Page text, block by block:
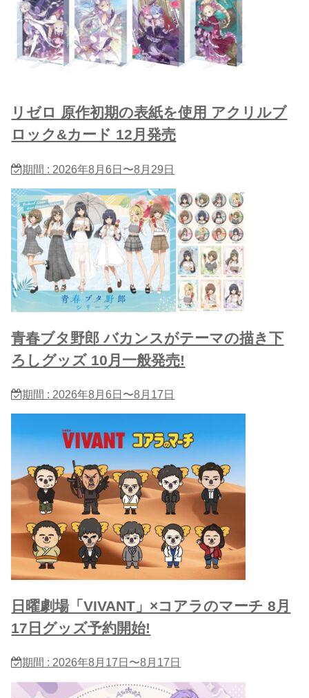
リゼロ 原作初期の表紙を使用 アクリルブ
ロック&カード 12月発売
期間 : 2026年8月6日〜8月29日
青春ブタ野郎 バカンスがテーマの描き下
ろしグッズ 10月一般発売!
期間 : 2026年8月6日〜8月17日
日曜劇場「VIVANT」×コアラのマーチ 8月
17日グッズ予約開始!
期間 : 2026年8月17日〜8月17日